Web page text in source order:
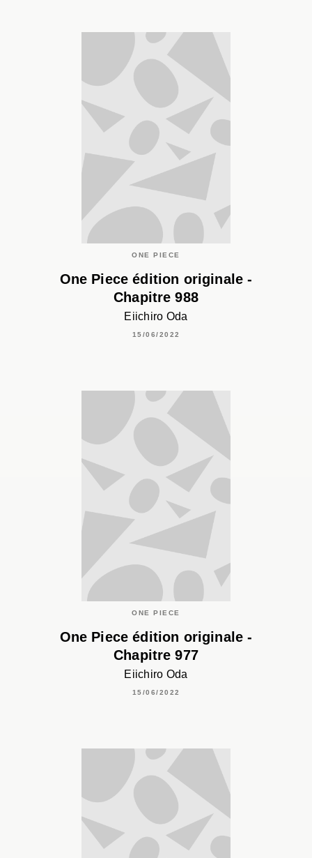
ONE PIECE
One Piece édition originale -
Chapitre 988
Eiichiro Oda
15/06/2022
ONE PIECE
One Piece édition originale -
Chapitre 977
Eiichiro Oda
15/06/2022